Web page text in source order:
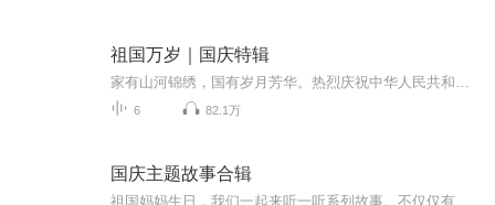
祖国万岁｜国庆特辑
6 82.1万
国庆主题故事合辑